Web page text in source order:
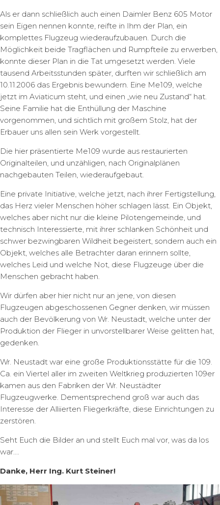
Als er dann schließlich auch einen Daimler Benz 605 Motor
sein Eigen nennen konnte, reifte in Ihm der Plan, ein
komplettes Flugzeug wiederaufzubauen. Durch die
Möglichkeit beide Tragflächen und Rumpfteile zu erwerben,
konnte dieser Plan in die Tat umgesetzt werden. Viele
tausend Arbeitsstunden später, durften wir schließlich am
10.11.2006 das Ergebnis bewundern. Eine Me109, welche
jetzt im Aviaticum steht, und einen „wie neu Zustand“ hat.
Seine Familie hat die Enthüllung der Maschine
vorgenommen, und sichtlich mit großem Stolz, hat der
Erbauer uns allen sein Werk vorgestellt.
Die hier präsentierte Me109 wurde aus restaurierten
Originalteilen, und unzähligen, nach Originalplänen
nachgebauten Teilen, wiederaufgebaut.
Eine private Initiative, welche jetzt, nach ihrer Fertigstellung,
das Herz vieler Menschen höher schlagen lässt. Ein Objekt,
welches aber nicht nur die kleine Pilotengemeinde, und
technisch Interessierte, mit ihrer schlanken Schönheit und
schwer bezwingbaren Wildheit begeistert, sondern auch ein
Objekt, welches alle Betrachter daran erinnern sollte,
welches Leid und welche Not, diese Flugzeuge über die
Menschen gebracht haben.
Wir dürfen aber hier nicht nur an jene, von diesen
Flugzeugen abgeschossenen Gegner denken, wir müssen
auch der Bevölkerung von Wr. Neustadt, welche unter der
Produktion der Flieger in unvorstellbarer Weise gelitten hat,
gedenken.
Wr. Neustadt war eine große Produktionsstätte für die 109.
Ca. ein Viertel aller im zweiten Weltkrieg produzierten 109er
kamen aus den Fabriken der Wr. Neustädter
Flugzeugwerke. Dementsprechend groß war auch das
Interesse der Alliierten Fliegerkräfte, diese Einrichtungen zu
zerstören.
Seht Euch die Bilder an und stellt Euch mal vor, was da los
war….
Danke, Herr Ing. Kurt Steiner!